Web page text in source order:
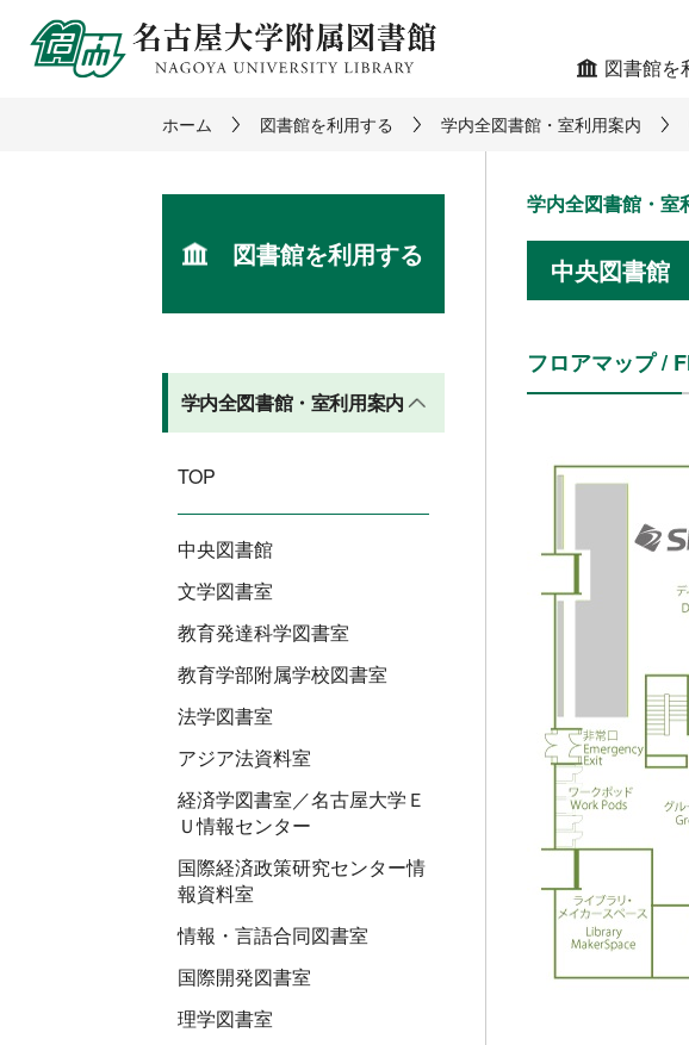
図書館を
ホーム 図書館を利用する 学内全図書館・室利用案内
図書館を利用する
学内全図書館・室利用案内
TOP
中央図書館
文学図書室
教育発達科学図書室
教育学部附属学校図書室
法学図書室
アジア法資料室
経済学図書室／名古屋大学Ｅ
Ｕ情報センター
国際経済政策研究センター情
報資料室
情報・言語合同図書室
国際開発図書室
理学図書室
学内全図書館・室
中央図書
フロアマップ /